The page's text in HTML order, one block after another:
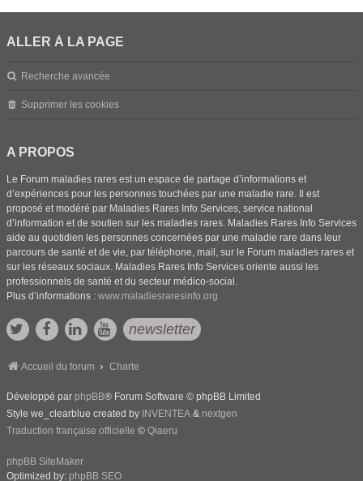
ALLER À LA PAGE
Recherche avancée
Supprimer les cookies
A PROPOS
Le Forum maladies rares est un espace de partage d’informations et
d’expériences pour les personnes touchées par une maladie rare. Il est
proposé et modéré par Maladies Rares Info Services, service national
d’information et de soutien sur les maladies rares. Maladies Rares Info Services
aide au quotidien les personnes concernées par une maladie rare dans leur
parcours de santé et de vie, par téléphone, mail, sur le Forum maladies rares et
sur les réseaux sociaux. Maladies Rares Info Services oriente aussi les
professionnels de santé et du secteur médico-social.
Plus d’informations : www.maladiesraresinfo.org
newsletter
Accueil du forum Charte
Développé par phpBB® Forum Software © phpBB Limited
Style we_clearblue created by INVENTEA & nextgen
Traduction française officielle © Qiaeru
phpBB SiteMaker
Optimized by: phpBB SEO